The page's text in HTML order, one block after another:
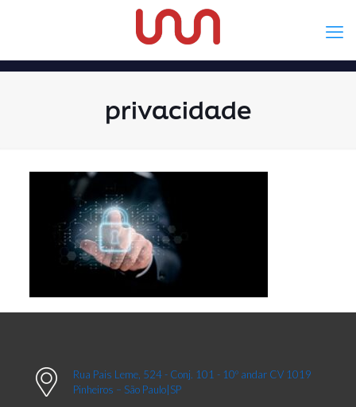
privacidade
Rua Pais Leme, 524 - Conj. 101 - 10º andar CV 1019
Pinheiros – São Paulo|SP